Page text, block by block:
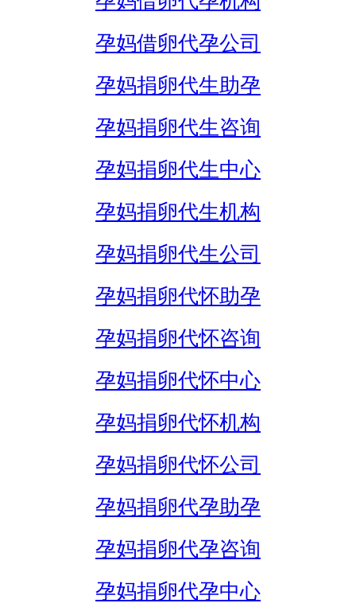
孕妈借卵代孕公司
孕妈捐卵代生助孕
孕妈捐卵代生咨询
孕妈捐卵代生中心
孕妈捐卵代生机构
孕妈捐卵代生公司
孕妈捐卵代怀助孕
孕妈捐卵代怀咨询
孕妈捐卵代怀中心
孕妈捐卵代怀机构
孕妈捐卵代怀公司
孕妈捐卵代孕助孕
孕妈捐卵代孕咨询
孕妈捐卵代孕中心